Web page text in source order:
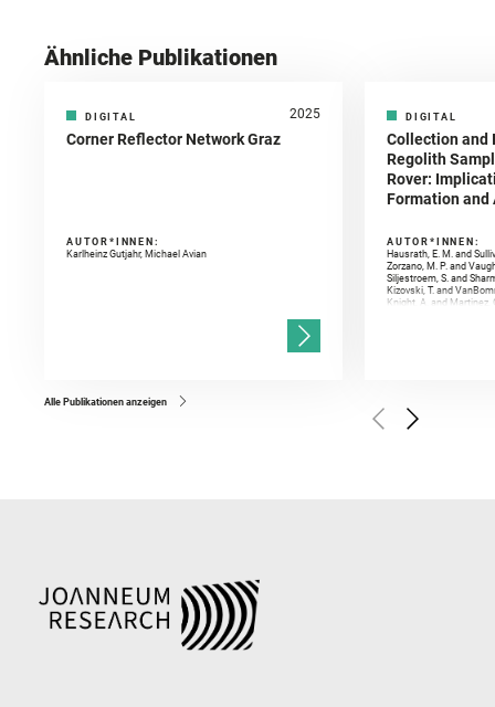
Ähnliche Publikationen
DIGITAL 2025
Corner Reflector Network Graz
AUTOR*INNEN:
Karlheinz Gutjahr, Michael Avian
DIGITAL
Collection and
Regolith
Rover:
Formation
AUTOR*INNEN:
Hausrath, E. M. and
Zorzano, M. P. and
Siljestroem, S. and
Kizovski, T. and
Knight, A. and Martinez,
Golombek, M. and
Herkenhoff, K. and
Alle Publikationen anzeigen